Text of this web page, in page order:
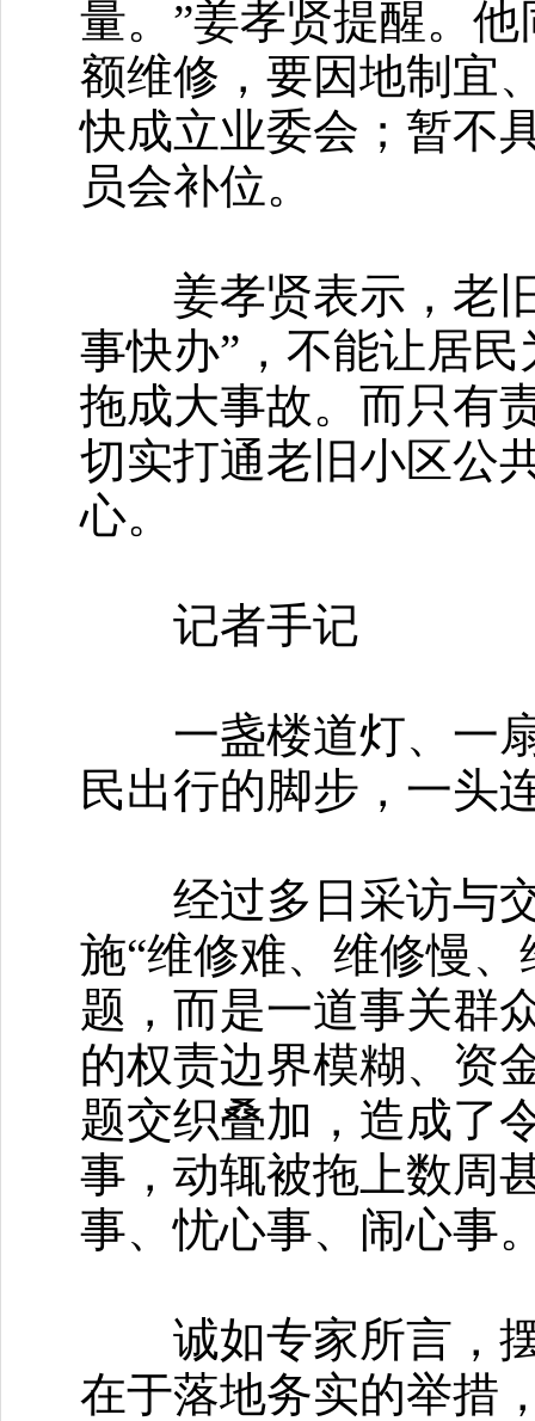
量。”姜孝贤提醒。
额维修，要因地制宜
快成立业委会；暂不
员会补位。
姜孝贤表示，老旧
事快办”，不能让居
拖成大事故。而只有
切实打通老旧小区公
心。
记者手记
一盏楼道灯、一扇
民出行的脚步，一头
经过多日采访与交
施“维修难、维修慢
题，而是一道事关群
的权责边界模糊、资
题交织叠加，造成
事，动辄被拖上数周
事、忧心事、闹心事
诚如专家所言，摆
在于落地务实的举措